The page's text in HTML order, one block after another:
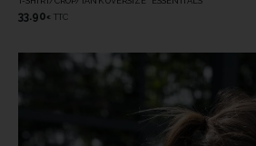
33.90 € TTC